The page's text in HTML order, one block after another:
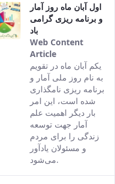
اول آبان ماه روز آمار
و برنامه ریزی گرامی
باد
Web Content
Article
This result
comes from
the Persian
version of
this content.
یکم آبان ماه در تقویم
به نام روز ملی آمار و
برنامه ریزی نامگذاری
شده است، این امر
بار دیگر اهمیت علم
آمار جهت توسعه
زندگی را برای مردم
و مسئولان یادآور
می‌شود.